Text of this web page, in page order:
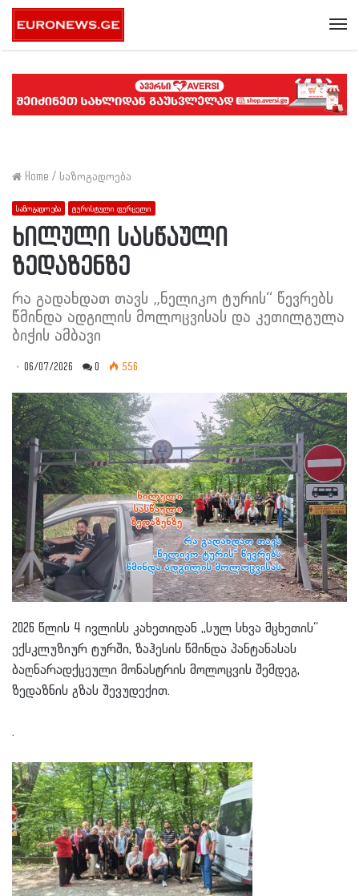
Home / საზოგადოება
საზოგადოება ტურისტული ფურცელი
ხილული სასწაული
ზედაზენზე
რა გადახდათ თავს „ნელიკო ტურის“ წევრებს
წმინდა ადგილის მოლოცვისას და კეთილგულა
ბიჭის ამბავი
06/07/2026 0 556
2026 წლის 4 ივლისს კახეთიდან ,,სულ სხვა მცხეთის“
ექსკლუზიურ ტურში, ზაჰესის წმინდა პანტანასას
ბაღნარადქცეული მონასტრის მოლოცვის შემდეგ,
ზედაზნის გზას შევუდექით.
.